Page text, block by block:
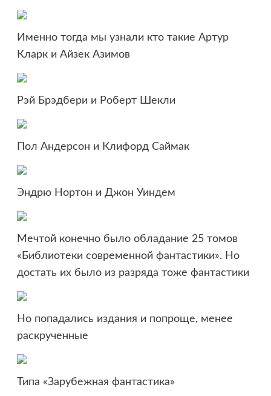
Именно тогда мы узнали кто такие Артур
Кларк и Айзек Азимов
Рэй Брэдбери и Роберт Шекли
Пол Андерсон и Клифорд Саймак
Эндрю Нортон и Джон Уиндем
Мечтой конечно было обладание 25 томов
«Библиотеки современной фантастики». Но
достать их было из разряда тоже фантастики
Но попадались издания и попроще, менее
раскрученные
Типа «Зарубежная фантастика»